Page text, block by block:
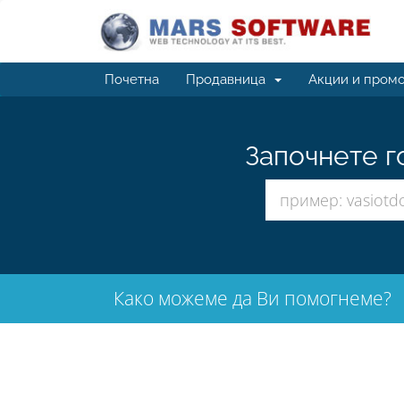
Почетна Продавница Акции и
Започнете
Како можеме да Ви помогнеме?